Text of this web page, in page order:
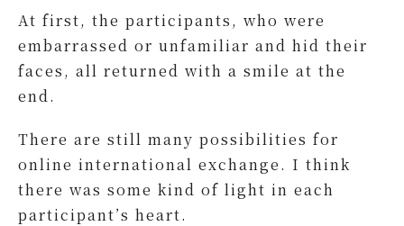
At first, the participants, who were
embarrassed or unfamiliar and hid their
faces, all returned with a smile at the
end.
There are still many possibilities for
online international exchange. I think
there was some kind of light in each
participant’s heart.